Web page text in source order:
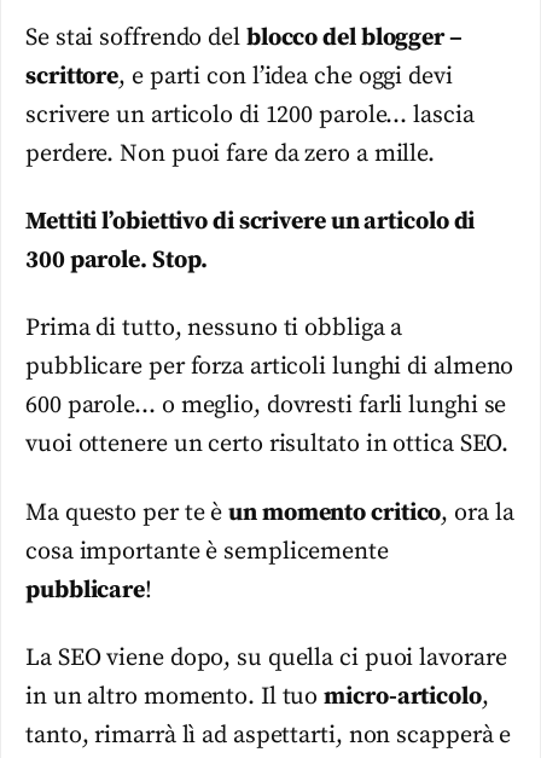
Se stai soffrendo del blocco del blogger –
scrittore, e parti con l’idea che oggi devi
scrivere un articolo di 1200 parole… lascia
perdere. Non puoi fare da zero a mille.
Mettiti l’obiettivo di scrivere un articolo di
300 parole. Stop.
Prima di tutto, nessuno ti obbliga a
pubblicare per forza articoli lunghi di almeno
600 parole… o meglio, dovresti farli lunghi se
vuoi ottenere un certo risultato in ottica SEO.
Ma questo per te èun momento critico, ora la
cosa importante è semplicemente
pubblicare!
La SEO viene dopo, su quella ci puoi lavorare
in un altro momento. Il tuomicro-articolo,
tanto, rimarrà lì ad aspettarti, non scapperà e